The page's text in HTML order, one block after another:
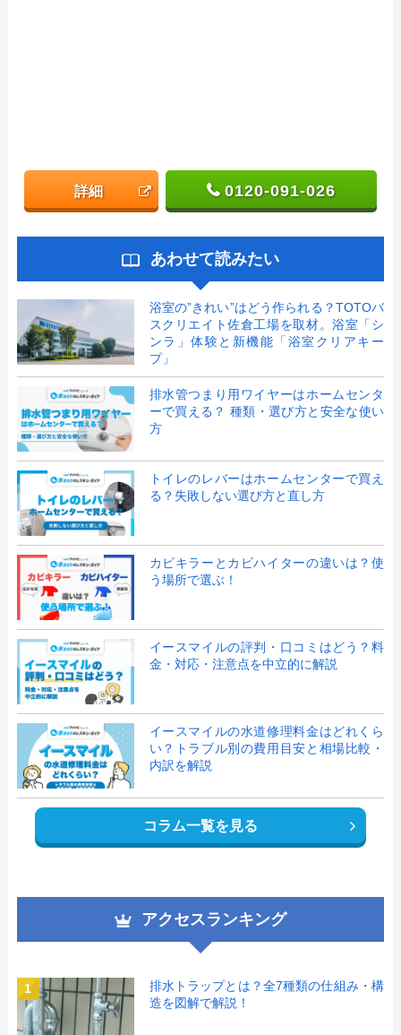
詳細 0120-091-026
あわせて読みたい
浴室の”きれい”はどう作られる？TOTOバ
スクリエイト佐倉工場を取材。浴室「シ
ンラ」体験と新機能「浴室クリアキー
プ」
排水管つまり用ワイヤーはホームセンタ
ーで買える？ 種類・選び方と安全な使い
方
トイレのレバーはホームセンターで買え
る？失敗しない選び方と直し方
カビキラーとカビハイターの違いは？使
う場所で選ぶ！
イースマイルの評判・口コミはどう？料
金・対応・注意点を中立的に解説
イースマイルの水道修理料金はどれくら
い？トラブル別の費用目安と相場比較・
内訳を解説
コラム一覧を見る
アクセスランキング
1
排水トラップとは？全7種類の仕組み・構
造を図解で解説！